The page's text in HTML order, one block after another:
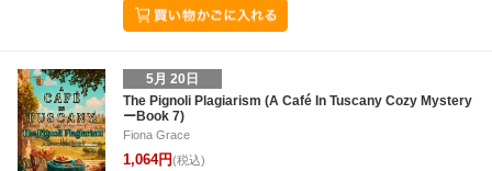
5月 20日
The Pignoli Plagiarism (A Café In Tuscany Cozy Mystery
ーBook 7)
Fiona Grace
1,064円(税込)